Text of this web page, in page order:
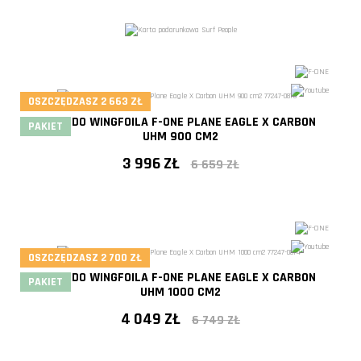
FOIL DO WINGFOILA F-ONE PLANE EAGLE X CARBON
UHM 900 CM2
3 996 ZŁ 6 659 ZŁ
OSZCZĘDZASZ 2 663 ZŁ
PAKIET
FOIL DO WINGFOILA F-ONE PLANE EAGLE X CARBON
UHM 1000 CM2
4 049 ZŁ 6 749 ZŁ
OSZCZĘDZASZ 2 700 ZŁ
PAKIET